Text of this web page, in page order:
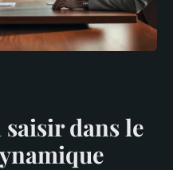
saisir dans le